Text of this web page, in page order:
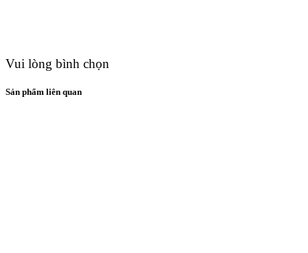
Vui lòng bình chọn
Sản phẩm liên quan